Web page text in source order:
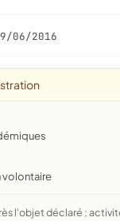
06/2016
volontaire